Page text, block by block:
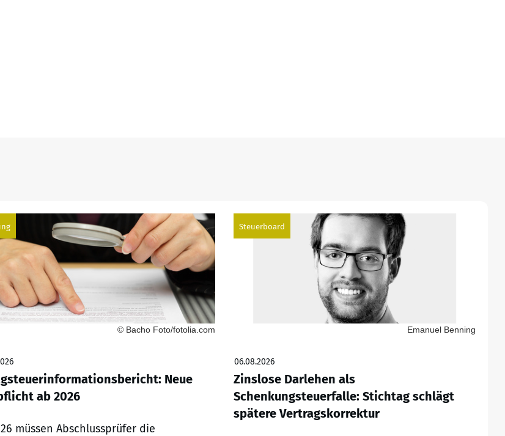
© Bacho Foto/fotolia.com
Neue
ab 2026
müssen Abschlussprüfer die
Steuerboard
Emanuel Benning
06.08.2026
Zinslose Darlehen als
Schenkungsteuerfalle: Stichtag schlägt
spätere Vertragskorrektur